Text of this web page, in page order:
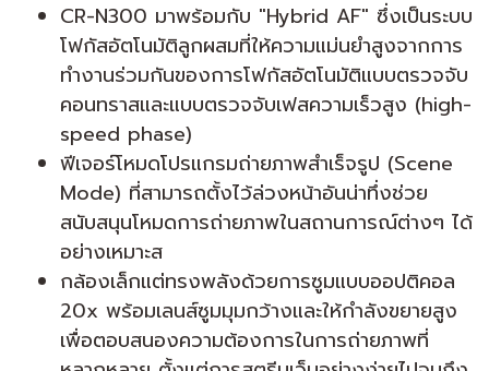
CR-N300 มาพร้อมกับ "Hybrid AF" ซึ่งเป็นระบบ
โฟกัสอัตโนมัติลูกผสมที่ให้ความแม่นยำสูงจากการ
ทำงานร่วมกันของการโฟกัสอัตโนมัติแบบตรวจจับ
คอนทราสและแบบตรวจจับเฟสความเร็วสูง (high-
speed phase)
ฟีเจอร์โหมดโปรแกรมถ่ายภาพสำเร็จรูป (Scene
Mode) ที่สามารถตั้งไว้ล่วงหน้าอันน่าทึ่งช่วย
สนับสนุนโหมดการถ่ายภาพในสถานการณ์ต่างๆ ได้
อย่างเหมาะส
กล้องเล็กแต่ทรงพลังด้วยการซูมแบบออปติคอล
20x พร้อมเลนส์ซูมมุมกว้างและให้กำลังขยายสูง
เพื่อตอบสนองความต้องการในการถ่ายภาพที่